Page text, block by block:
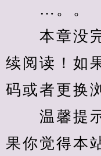
…。。
本章没完
续阅读！如
码或者更换
温馨提示
果你觉得本